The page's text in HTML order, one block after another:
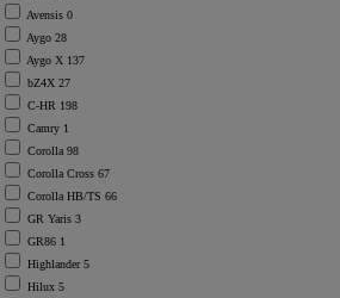
À partir de
ou financement à partir de
Avensis 0
Aygo 28
Aygo X 137
bZ4X 27
C-HR 198
Camry 1
Corolla 98
Corolla Cross 67
Corolla HB/TS 66
GR Yaris 3
GR86 1
Highlander5
Hilux 5